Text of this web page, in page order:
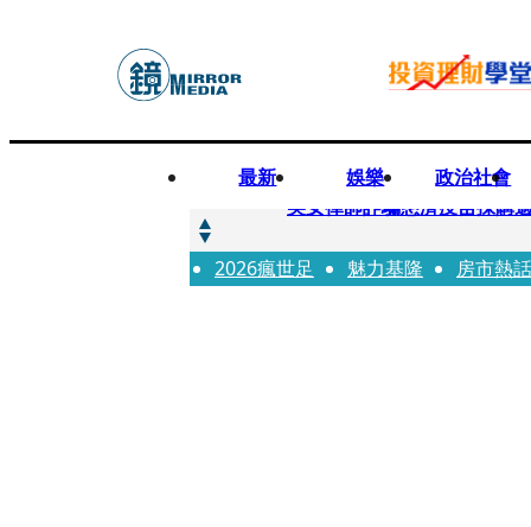
最新 娛樂 政治社會
快訊
美女律師詐騙慈濟疫苗採購
快訊
才爆「皮克敏」爭議又來！
2026瘋世足 魅力基隆 房市熱